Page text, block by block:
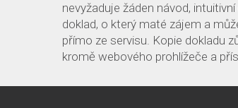
nevyžaduje žáden návod,
doklad, o který maté zájem a
přímo ze servisu. Kopie dokladu
kromě webového prohlížeče a